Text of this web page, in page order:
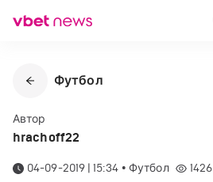
Футбол
Автор
hrachoff22
04-09-2019 | 15:34 • Футбол 1426